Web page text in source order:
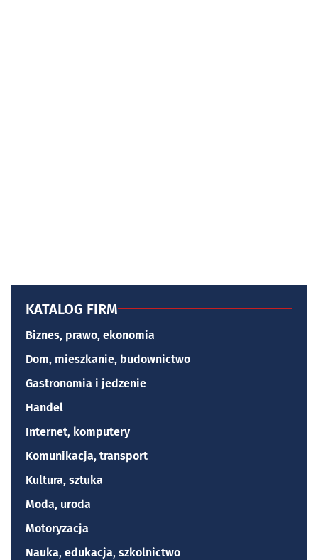
KATALOG FIRM
Biznes, prawo, ekonomia
Dom, mieszkanie, budownictwo
Gastronomia i jedzenie
Handel
Internet, komputery
Komunikacja, transport
Kultura, sztuka
Moda, uroda
Motoryzacja
Nauka, edukacja, szkolnictwo